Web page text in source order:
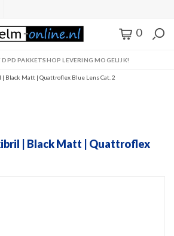
0
DPD PAKKETSHOP LEVERING MOGELIJK!
| Black Matt | Quattroflex Blue Lens Cat. 2
| Black Matt | Quattroflex